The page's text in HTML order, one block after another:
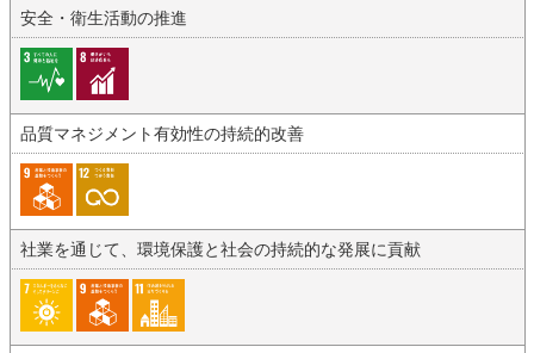
安全・衛生活動の推進
品質マネジメント有効性の持続的改善
社業を通じて、環境保護と社会の持続的な発展に貢献